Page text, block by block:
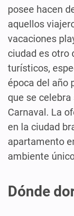
posee hacen
aquellos
vacaciones
ciudad es otro
turísticos,
época del año
que se
Carnaval. La
en la ciudad
apartamento
ambiente
Dónde